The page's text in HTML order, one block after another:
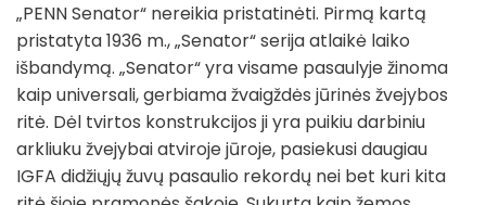
„PENN Senator“ nereikia pristatinėti. Pirmą kartą
pristatyta 1936 m., „Senator“ serija atlaikė laiko
išbandymą. „Senator“ yra visame pasaulyje žinoma
kaip universali, gerbiama žvaigždės jūrinės žvejybos
ritė. Dėl tvirtos konstrukcijos ji yra puikiu darbiniu
arkliuku žvejybai atviroje jūroje, pasiekusi daugiau
IGFA didžiųjų žuvų pasaulio rekordų nei bet kuri kita